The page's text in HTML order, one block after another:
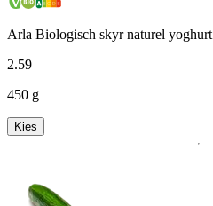
Arla Biologisch skyr naturel yoghurt
2.59
450 g
Kies